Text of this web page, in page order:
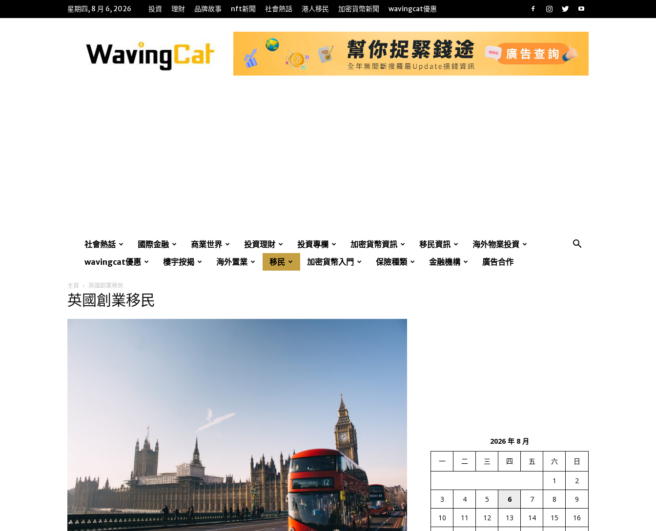
星期四, 8 月 6, 2026 投資 理財 品牌故事 nft新聞 社會熱話 港人移民 加密貨幣新聞 wavingcat優惠
招
財
貓
社會熱話 國際金融 商業世界 投資理財 投資專欄 加密貨幣資訊 移民資訊
海外物業投資
wavingcat優惠
樓宇按揭 海外置業 移民 加密貨幣入門 保險種類 金融機構 廣告合作
主頁 英國創業移民
英國創業移民
2026 年 8 月
一 二 三 四 五 六 日
1
2
3
4 5 6 7 8
9
10
11 12 13 14 15
16